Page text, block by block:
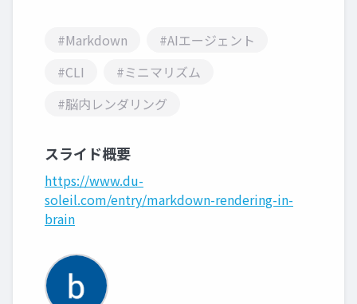
#Markdown
#AIエージェント
#CLI
#ミニマリズム
#脳内レンダリング
スライド概要
https://www.du-
soleil.com/entry/markdown-rendering-in-
brain